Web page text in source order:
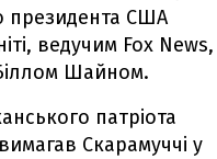
президента США
ведучим Fox News,
Шайном.
патріота
Скарамуччі у